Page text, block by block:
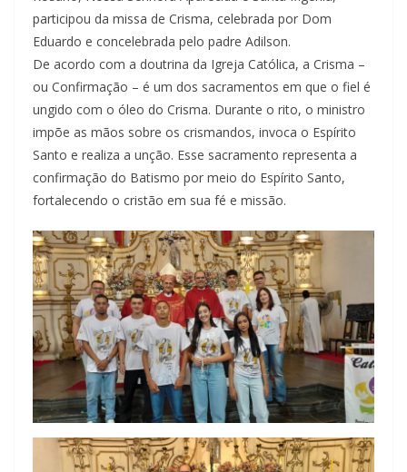
participou da missa de Crisma, celebrada por Dom
Eduardo e concelebrada pelo padre Adilson.
De acordo com a doutrina da Igreja Católica, a Crisma –
ou Confirmação – é um dos sacramentos em que o fiel é
ungido com o óleo do Crisma. Durante o rito, o ministro
impõe as mãos sobre os crismandos, invoca o Espírito
Santo e realiza a unção. Esse sacramento representa a
confirmação do Batismo por meio do Espírito Santo,
fortalecendo o cristão em sua fé e missão.